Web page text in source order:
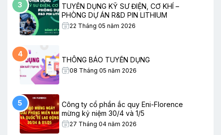
3
TUYỂN DỤNG KỸ SƯ ĐIỆN, CƠ KHÍ –
PHÒNG DỰ ÁN R&D PIN LITHIUM
22 Tháng 05 năm 2026
4
THÔNG BÁO TUYỂN DỤNG
08 Tháng 05 năm 2026
5
Công ty cổ phần ắc quy Eni-Florence
mừng kỷ niệm 30/4 và 1/5
27 Tháng 04 năm 2026